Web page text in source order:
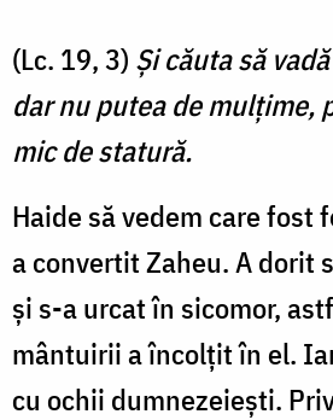
(Lc. 19, 3) Şi căuta să
dar nu putea de mulţime,
mic de statură.
Haide să vedem care fost
a convertit Zaheu. A dorit
și s-a urcat în sicomor,
mântuirii a încolțit în el.
cu ochii dumnezeiești.